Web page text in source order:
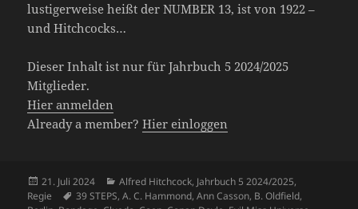
lustigerweise heißt der NUMBER 13, ist von 1922 –
und Hitchcocks…
Dieser Inhalt ist nur für Jahrbuch 5 2024/2025
Mitglieder.
Hier anmelden
Already a member?Hier einloggen
Veröffentlicht
am
21. Juli 2024 Kategorien
Alfred Hitchcock, Jahrbuch 5 2024/2025,
Regie
Schlagwörter
39 STEPS,A. C. Hammond,Ann Casson, B. Oldfield,